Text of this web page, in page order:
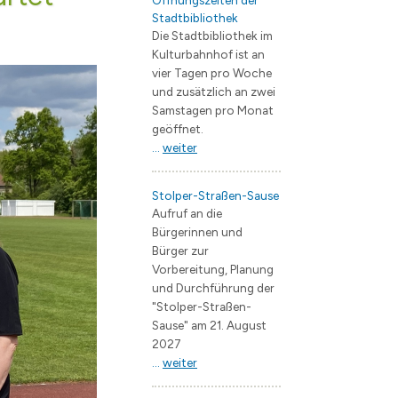
Jugendarbeit / Streetwork
Hohen Neuendorf
Borgsdorf
Bergfelde
Geoportal
Bergerac
Fürstenau
Janów Podlaski
Müllheim im Markgräflerland
Landschaftsplan
Lärmaktionsplan
Zentrumsentwicklung
Interkommunales
Quartierskonzept
EB Wohnungswirtschaft
Starkregengefährdungskarte
Branchenverzeichnis
Wirtschaftsförderung
Stadtbibliothek
Die Stadtbibliothek im
Kulturbahnhof ist an
vier Tagen pro Woche
und zusätzlich an zwei
Samstagen pro Monat
geöffnet.
weiter
Stolper-Straßen-Sause
Aufruf an die
Bürgerinnen und
Bürger zur
Vorbereitung, Planung
und Durchführung der
"Stolper-Straßen-
Sause" am 21. August
2027
weiter